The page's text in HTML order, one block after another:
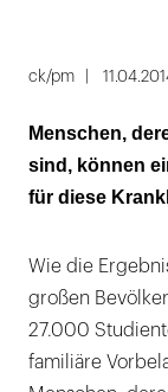
ck/pm
Menschen,
sind, können
für diese
Wie die
großen
27.000
familiäre